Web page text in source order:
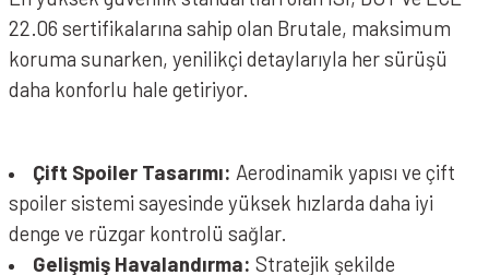
22.06 sertifikalarına sahip olan Brutale, maksimum
koruma sunarken, yenilikçi detaylarıyla her sürüşü
daha konforlu hale getiriyor.
Çift Spoiler Tasarımı: Aerodinamik yapısı ve çift
spoiler sistemi sayesinde yüksek hızlarda daha iyi
denge ve rüzgar kontrolü sağlar.
Gelişmiş Havalandırma: Stratejik şekilde